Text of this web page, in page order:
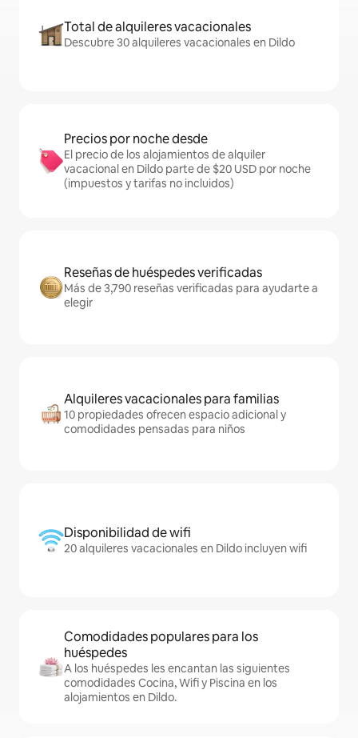
Total de alquileres vacacionales
Descubre 30 alquileres vacacionales en Dildo
Precios por noche desde
El precio de los alojamientos de alquiler
vacacional en Dildo parte de $20 USD por noche
(impuestos y tarifas no incluidos)
Reseñas de huéspedes verificadas
Más de 3,790 reseñas verificadas para ayudarte a
elegir
Alquileres vacacionales para familias
10 propiedades ofrecen espacio adicional y
comodidades pensadas para niños
Disponibilidad de wifi
20 alquileres vacacionales en Dildo incluyen wifi
Comodidades populares para los
huéspedes
A los huéspedes les encantan las siguientes
comodidades Cocina, Wifi y Piscina en los
alojamientos en Dildo.